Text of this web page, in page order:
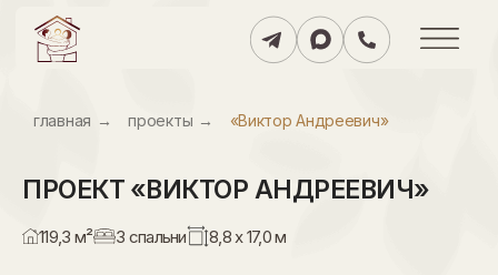
главнаяㅤ → проектыㅤ → «Виктор Андреевич»
ПРОЕКТ «ВИКТОР АНДРЕЕВИЧ»
119,3 м² 3 спальни 8,8 х 17,0 м